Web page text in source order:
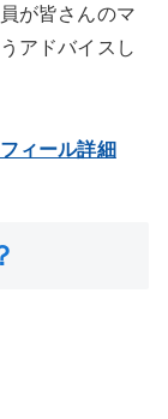
が皆さんのマ
アドバイスし
ィール詳細